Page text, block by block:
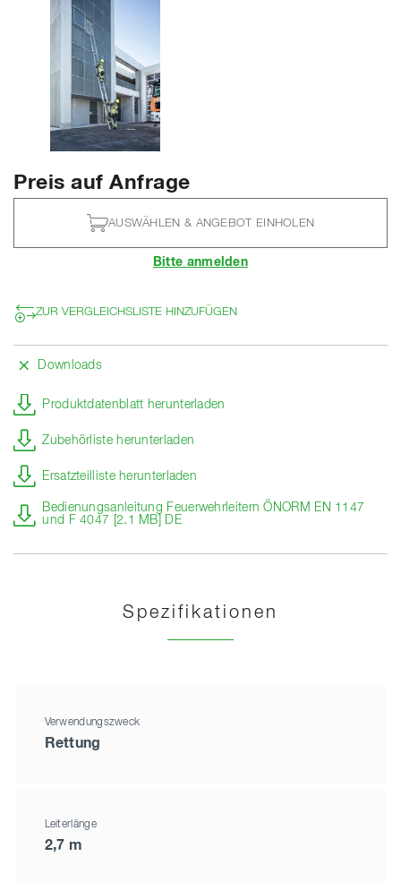
Preis auf Anfrage
AUSWÄHLEN & ANGEBOT EINHOLEN
Bitte anmelden
ZUR VERGLEICHSLISTE HINZUFÜGEN
Downloads
Produktdatenblatt herunterladen
Zubehörliste herunterladen
Ersatzteilliste herunterladen
Bedienungsanleitung Feuerwehrleitern ÖNORM EN 1147
und F 4047 [2.1 MB] DE
Spezifikationen
Verwendungszweck
Rettung
Leiterlänge
2,7 m